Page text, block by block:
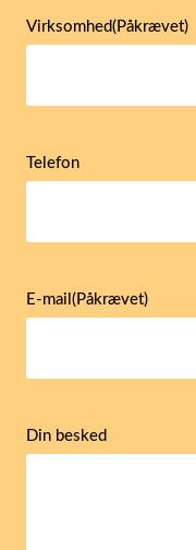
Virksomhed(Påkrævet)
Telefon
E-mail(Påkrævet)
Din besked